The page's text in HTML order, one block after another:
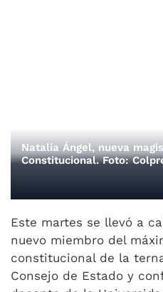
Natalia Ángel, nueva
Constitucional. Foto:
Este martes se llevó a
nuevo miembro del
constitucional de la
Consejo de Estado y